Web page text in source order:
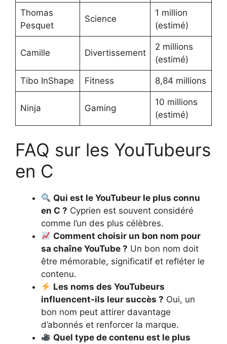
Thomas
Pesquet
Science
1 million
(estimé)
Camille Divertissement
2 millions
(estimé)
Tibo InShape Fitness 8,84 millions
Ninja Gaming
10 millions
(estimé)
FAQ sur les YouTubeurs
en C
Qui est le YouTubeur le plus connu
en C ? Cyprien est souvent considéré
comme l’un des plus célèbres.
Comment choisir un bon nom pour
sa chaîne YouTube ? Un bon nom doit
être mémorable, significatif et refléter le
contenu.
Les noms des YouTubeurs
influencent-ils leur succès ? Oui, un
bon nom peut attirer davantage
d’abonnés et renforcer la marque.
Quel type de contenu est le plus